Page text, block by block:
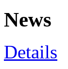
News
Details